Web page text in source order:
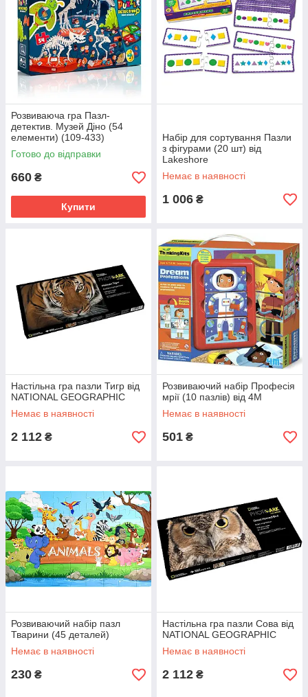
Розвиваюча гра Пазл-
детектив. Музей Діно (54
елементи) (109-433)
Готово до відправки
660 ₴
Купити
Набір для сортування Пазли
з фігурами (20 шт) від
Lakeshore
Немає в наявності
1 006 ₴
Настільна гра пазли Тигр від
NATIONAL GEOGRAPHIC
Немає в наявності
2 112 ₴
Розвиваючий набір Професія
мрії (10 пазлів) від 4M
Немає в наявності
501 ₴
Розвиваючий набір пазл
Тварини (45 деталей)
Немає в наявності
230 ₴
Настільна гра пазли Сова від
NATIONAL GEOGRAPHIC
Немає в наявності
2 112 ₴